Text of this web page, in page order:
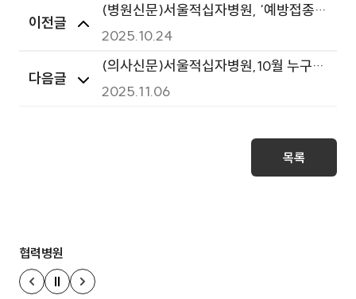
이전글
(병원신문)서울적십자병원, ‘예방접종의
이해’ 교육 실시
2025.10.24
다음글
(의사신문)서울적십자병원,10월 누구나
진료센터 무료진료실시
2025.11.06
목록
협력병원
이전 슬라이드
정지
다음 슬라이드